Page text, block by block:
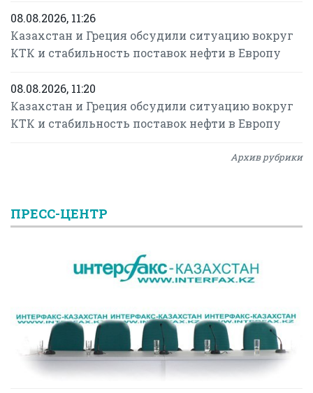
08.08.2026, 11:26
Казахстан и Греция обсудили ситуацию вокруг
КТК и стабильность поставок нефти в Европу
08.08.2026, 11:20
Казахстан и Греция обсудили ситуацию вокруг
КТК и стабильность поставок нефти в Европу
Архив рубрики
ПРЕСС-ЦЕНТР